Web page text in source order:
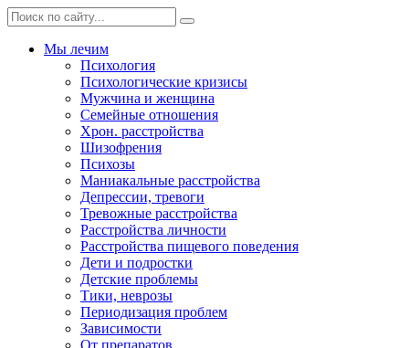
Мы лечим
Психология
Психологические кризисы
Мужчина и женщина
Семейные отношения
Хрон. расстройства
Шизофрения
Психозы
Маниакальные расстройства
Депрессии, тревоги
Тревожные расстройства
Расстройства личности
Расстройства пищевого поведения
Дети и подростки
Детские проблемы
Тики, неврозы
Периодизация проблем
Зависимости
От препаратов